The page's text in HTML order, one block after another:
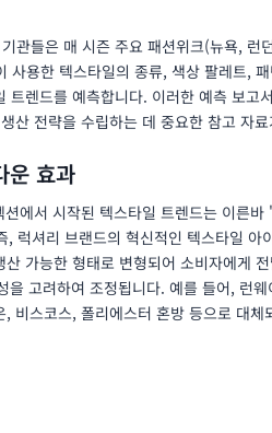
관들은 매 시즌 주요 패션위크(뉴욕, 런
사용한 텍스타일의 종류, 색상 팔레트,
렌드를 예측합니다. 이러한 예측 보고
산 전략을 수립하는 데 중요한 참고 자
운 효과
서 시작된 텍스타일 트렌드는 이른바
셔리 브랜드의 혁신적인 텍스타일 아
가능한 형태로 변형되어 소비자에게
고려하여 조정됩니다. 예를 들어, 런웨
비스코스, 폴리에스터 혼방 등으로 대체